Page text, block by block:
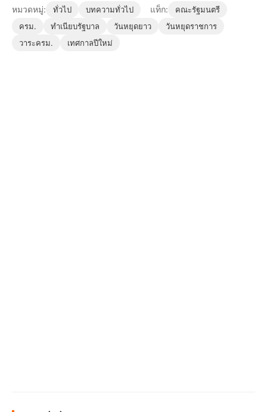
หมวดหมู่: ทั่วไป บทความทั่วไป แท็ก:
คณะรัฐมนตรี
ครม.
ทำเนียบรัฐบาล วันหยุดยาว
วันหยุดราชการ
วาระครม.
เทศกาลปีใหม่